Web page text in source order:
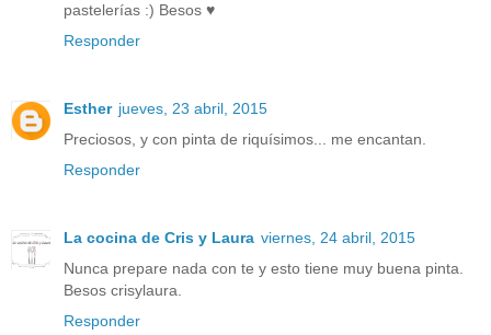
pastelerías :) Besos ♥
Responder
Esther jueves, 23 abril, 2015
Preciosos, y con pinta de riquísimos... me encantan.
Responder
La cocina de Cris y Laura viernes, 24 abril, 2015
Nunca prepare nada con te y esto tiene muy buena pinta.
Besos crisylaura.
Responder